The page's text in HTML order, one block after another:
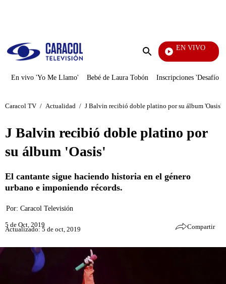
Enviar
EN VIVO
Noticias Caracol
En vivo 'Yo Me Llamo' Bebé de Laura Tobón Inscripciones 'Desafío'
Caracol TV / Actualidad / J Balvin recibió doble platino por su álbum 'Oasis'
J Balvin recibió doble platino por
su álbum 'Oasis'
El cantante sigue haciendo historia en el género
urbano e imponiendo récords.
Por: Caracol Televisión
5 de Oct, 2019
Actualizado: 5 de oct, 2019 Compartir